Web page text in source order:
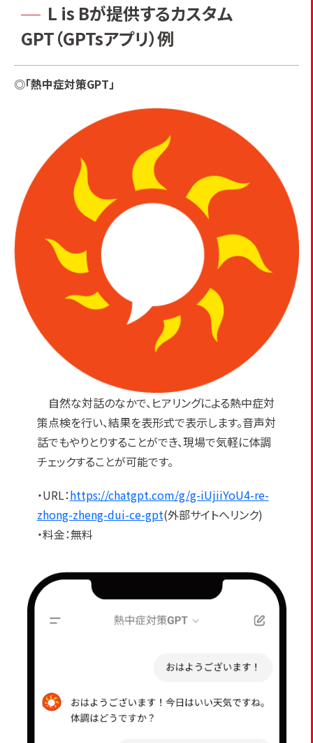
L is Bが提供するカスタム
GPT（GPTsアプリ）例
◎「熱中症対策GPT」
自然な対話のなかで、ヒアリングによる熱中症対
策点検を行い、結果を表形式で表示します。音声対
話でもやりとりすることができ、現場で気軽に体調
チェックすることが可能です。
・URL：https://chatgpt.com/g/g-iUjiiYoU4-re-
zhong-zheng-dui-ce-gpt(外部サイトへリンク)
・料金：無料